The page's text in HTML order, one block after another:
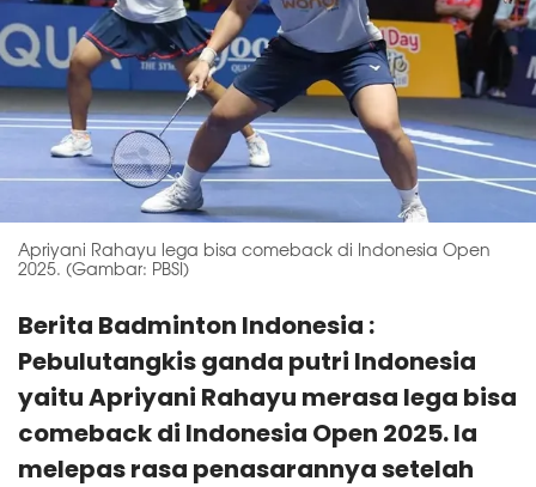
Apriyani Rahayu lega bisa comeback di Indonesia Open
2025. (Gambar: PBSI)
Berita Badminton Indonesia :
Pebulutangkis ganda putri Indonesia
yaitu Apriyani Rahayu merasa lega bisa
comeback di Indonesia Open 2025. Ia
melepas rasa penasarannya setelah